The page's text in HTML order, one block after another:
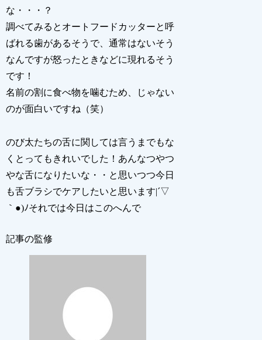
な・・・？
調べてみるとオートフードカッターと呼
ばれる歯があるそうで、通常はないそう
なんですが怒ったときなどに現れるそう
です！
名前の割に食べ物を噛むため、じゃない
のが面白いですね（笑）
のび太たちの舌に関しては言うまでもな
くとってもきれいでした！あんなつやつ
やな舌になりたいな・・と思いつつ今日
も舌ブラシでケアしたいと思います|´▽
｀●)ﾉそれでは今日はこのへんで
記事の監修